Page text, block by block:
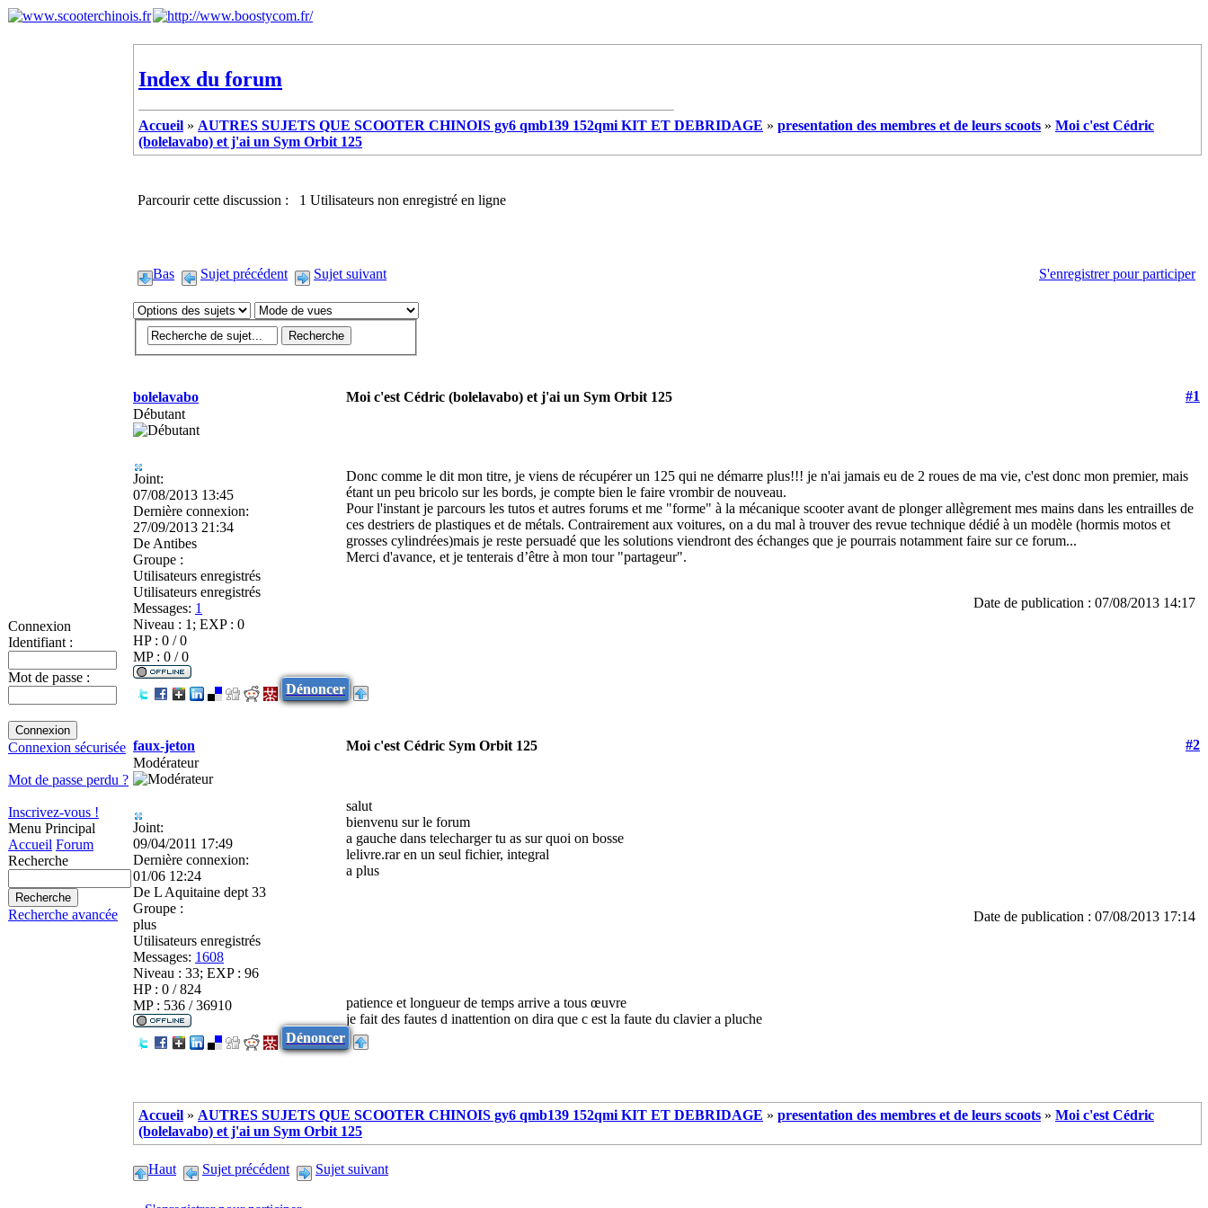
Connexion
Identifiant :
Mot de passe :
Connexion sécurisée
Mot de passe perdu ?
Inscrivez-vous !
Menu Principal
Accueil Forum
Recherche
Recherche avancée
Index du forum
Accueil » AUTRES SUJETS QUE SCOOTER CHINOIS gy6 qmb139 152qmi KIT ET DEBRIDAGE » presentation des membres et de leurs scoots » Moi c'est Cédric
(bolelavabo) et j'ai un Sym Orbit 125
Parcourir cette discussion : 1 Utilisateurs non enregistré en ligne
Bas Sujet précédent Sujet suivant S'enregistrer pour participer
bolelavabo Moi c'est Cédric (bolelavabo) et j'ai un Sym Orbit 125
#1
Débutant
Joint:
07/08/2013 13:45
Dernière connexion:
27/09/2013 21:34
De Antibes
Groupe :
Utilisateurs enregistrés
Utilisateurs enregistrés
Messages: 1
Niveau : 1; EXP : 0
HP : 0 / 0
MP : 0 / 0
Donc comme le dit mon titre, je viens de récupérer un 125 qui ne démarre plus!!! je n'ai jamais eu de 2 roues de ma vie, c'est donc mon premier, mais
étant un peu bricolo sur les bords, je compte bien le faire vrombir de nouveau.
Pour l'instant je parcours les tutos et autres forums et me "forme" à la mécanique scooter avant de plonger allègrement mes mains dans les entrailles de
ces destriers de plastiques et de métals. Contrairement aux voitures, on a du mal à trouver des revue technique dédié à un modèle (hormis motos et
grosses cylindrées)mais je reste persuadé que les solutions viendront des échanges que je pourrais notamment faire sur ce forum...
Merci d'avance, et je tenterais d’être à mon tour "partageur".
Date de publication : 07/08/2013 14:17
Dénoncer
faux-jeton Moi c'est Cédric Sym Orbit 125
#2
Modérateur
Joint:
09/04/2011 17:49
Dernière connexion:
01/06 12:24
De L Aquitaine dept 33
Groupe :
plus
Utilisateurs enregistrés
Messages: 1608
Niveau : 33; EXP : 96
HP : 0 / 824
MP : 536 / 36910
salut
bienvenu sur le forum
a gauche dans telecharger tu as sur quoi on bosse
lelivre.rar en un seul fichier, integral
a plus
Date de publication : 07/08/2013 17:14
patience et longueur de temps arrive a tous œuvre
je fait des fautes d inattention on dira que c est la faute du clavier a pluche
Dénoncer
Accueil » AUTRES SUJETS QUE SCOOTER CHINOIS gy6 qmb139 152qmi KIT ET DEBRIDAGE » presentation des membres et de leurs scoots » Moi c'est Cédric
(bolelavabo) et j'ai un Sym Orbit 125
Haut Sujet précédent Sujet suivant